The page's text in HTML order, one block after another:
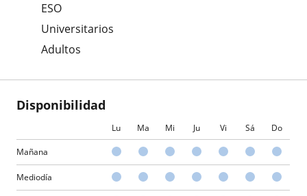
ESO
Universitarios
Adultos
Disponibilidad
Lu Ma Mi Ju Vi Sá Do
Mañana
Mediodía